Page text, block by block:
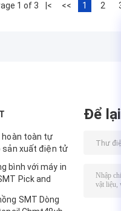
1 of 3 |< << 1 2
hoàn toàn tự
sản xuất điện tử
bình với máy in
Pick and
SMT Dòng
Để lại